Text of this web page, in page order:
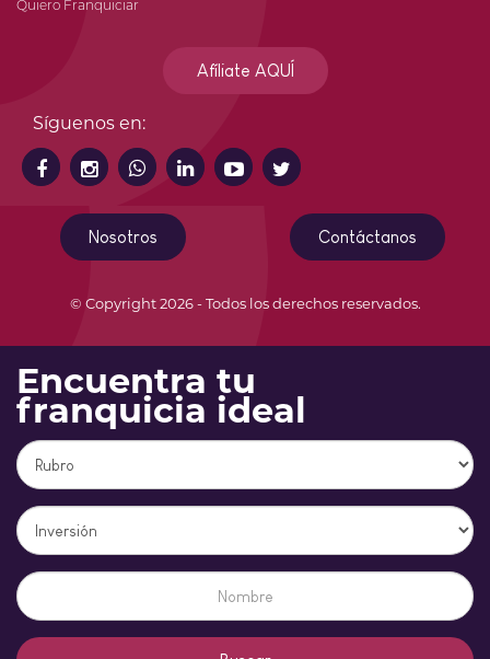
Quiero Franquiciar
Afíliate AQUÍ
Síguenos en:
Nosotros Contáctanos
© Copyright 2026 - Todos los derechos reservados.
Encuentra tu
franquicia ideal